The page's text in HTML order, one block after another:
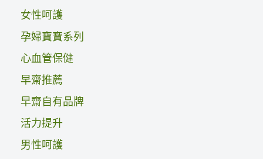
女性呵護
孕婦寶寶系列
心血管保健
早齋推薦
早齋自有品牌
活力提升
男性呵護